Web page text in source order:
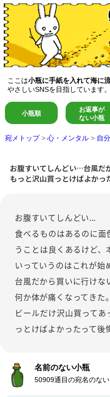
ここは小瓶に手紙を入れて海に
やさしいSNSを目指しています。
小瓶順
お返事が
ない小瓶
宛メトップ > 心・メンタル > 自分
お腹すいてしんどい…台風だ
もっと沢山買っとけばよかっ
お腹すいてしんどい…
食べるものはあるのに面
うことは良くあるけど
いっていうのはこれが始
台風だから買いに行けな
何か体が痛くなってきた。
ビールだけ沢山買って
っとけばよかったって後
名前のない小瓶
50909通目の宛名のな